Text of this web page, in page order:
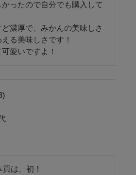
かったので自分でも購入して
濃厚で、みかんの美味しさ
る美味しさです！
愛いですよ！
は、初！